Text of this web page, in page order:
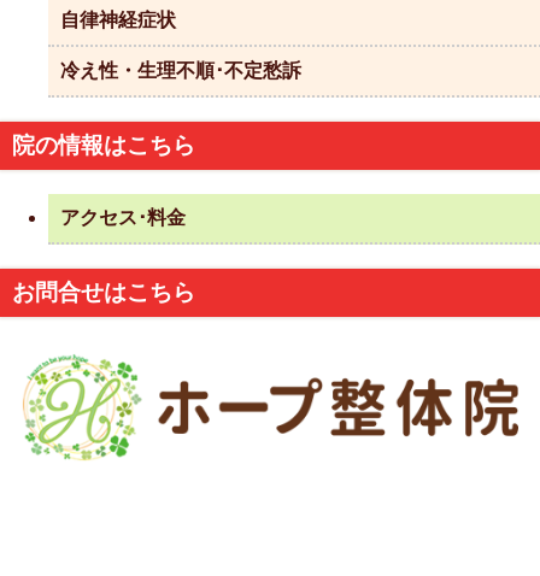
自律神経症状
冷え性・生理不順･不定愁訴
院の情報はこちら
アクセス･料金
お問合せはこちら